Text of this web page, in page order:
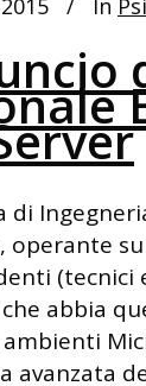
In
di
operante
(tecnici
abbia
avanzata